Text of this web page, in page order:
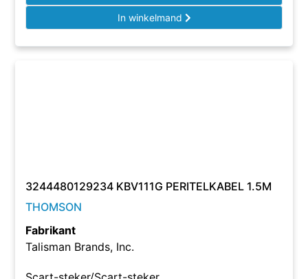
In winkelmand
3244480129234 KBV111G PERITELKABEL 1.5M
THOMSON
Fabrikant
Talisman Brands, Inc.